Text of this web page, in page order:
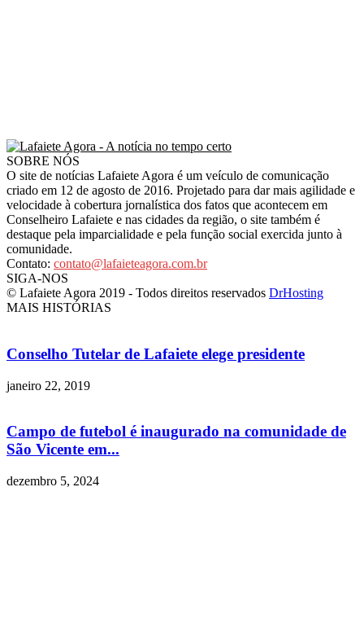
SOBRE NÓS
O site de notícias Lafaiete Agora é um veículo de comunicação
criado em 12 de agosto de 2016. Projetado para dar mais agilidade e
velocidade à cobertura jornalística dos fatos que acontecem em
Conselheiro Lafaiete e nas cidades da região, o site também é
destaque pela imparcialidade e pela função social exercida junto à
comunidade.
Contato: contato@lafaieteagora.com.br
SIGA-NOS
© Lafaiete Agora 2019 - Todos direitos reservados DrHosting
MAIS HISTÓRIAS
Conselho Tutelar de Lafaiete elege presidente
janeiro 22, 2019
Campo de futebol é inaugurado na comunidade de
São Vicente em...
dezembro 5, 2024